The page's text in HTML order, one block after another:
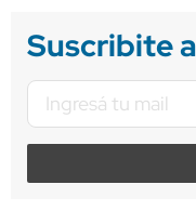
Suscribite